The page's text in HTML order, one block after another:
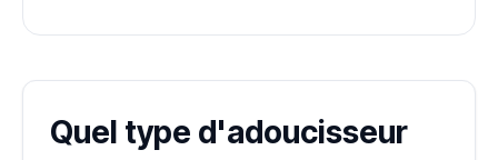
Quel type d'adoucisseur